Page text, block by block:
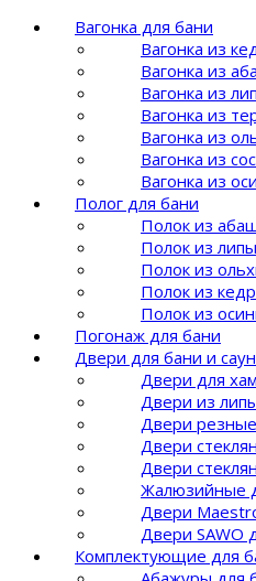
Вагонка для бани
Вагонка из
Вагонка из
Вагонка из
Вагонка из
Вагонка из
Вагонка из
Вагонка из
Полог для бани
Полок из
Полок из липы
Полок из
Полок из
Полок из
Погонаж для бани
Двери для бани и
Двери для
Двери из
Двери
Двери
Двери
Жалюзийные
Двери
Двери SAWO
Комплектующие для